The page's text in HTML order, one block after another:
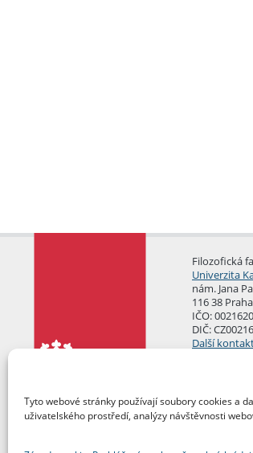
Tyto webové stránky používají soubory cookies a
uživatelského prostředí, analýzy návštěvnosti
Filozofická
Univerzita
nám. Jana
116 38
IČO:
DIČ:
Další